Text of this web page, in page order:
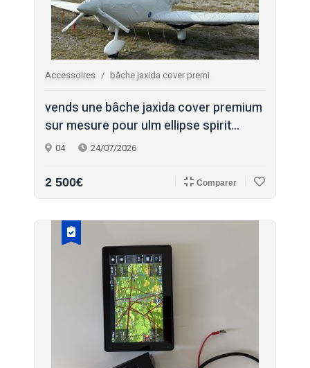
Accessoires bâche jaxida cover premi
vends une bâche jaxida cover premium
sur mesure pour ulm ellipse spirit...
04 24/07/2026
2 500€ Comparer